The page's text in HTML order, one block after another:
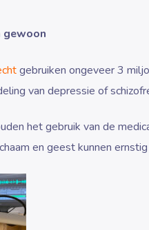
gebruiken ongeveer 3
van depressie of
het gebruik van de
en geest kunnen